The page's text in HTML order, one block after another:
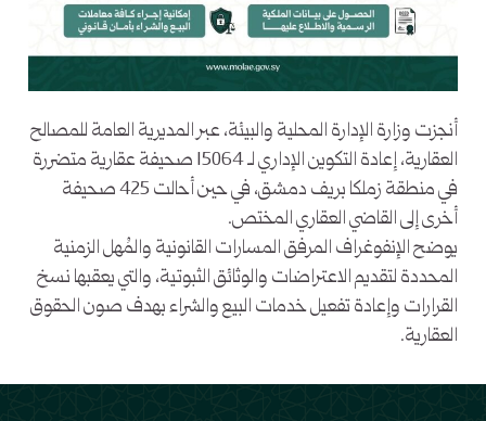
أنجزت وزارة الإدارة المحلية والبيئة، عبر المديرية العامة للمصالح
العقارية، إعادة التكوين الإداري لـ 15064 صحيفة عقارية متضررة
في منطقة زملكا بريف دمشق، في حين أحالت 425 صحيفة
أخرى إلى القاضي العقاري المختص.
يوضح الإنفوغراف المرفق المسارات القانونية والمُهل الزمنية
المحددة لتقديم الاعتراضات والوثائق الثبوتية، والتي يعقبها نسخ
القرارات وإعادة تفعيل خدمات البيع والشراء بهدف صون الحقوق
العقارية.